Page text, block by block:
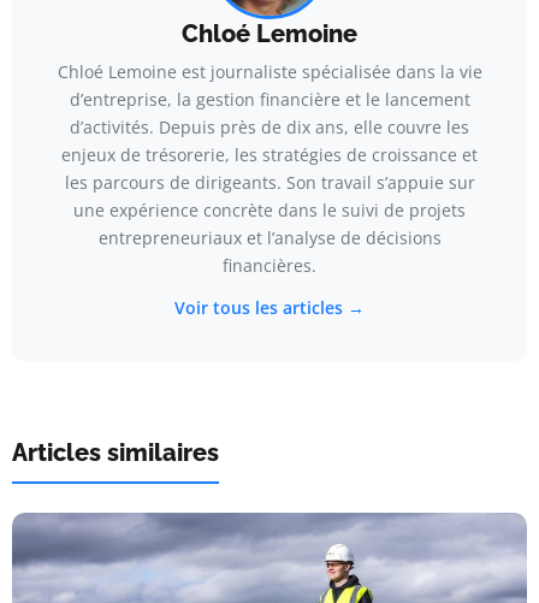
Chloé Lemoine
Chloé Lemoine est journaliste spécialisée dans la vie
d’entreprise, la gestion financière et le lancement
d’activités. Depuis près de dix ans, elle couvre les
enjeux de trésorerie, les stratégies de croissance et
les parcours de dirigeants. Son travail s’appuie sur
une expérience concrète dans le suivi de projets
entrepreneuriaux et l’analyse de décisions
financières.
Voir tous les articles →
Articles similaires